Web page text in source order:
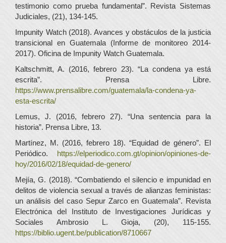
testimonio como prueba fundamental”. Revista Sistemas
Judiciales, (21), 134-145.
Impunity Watch (2018). Avances y obstáculos de la justicia
transicional en Guatemala (Informe de monitoreo 2014-
2017). Oficina de Impunity Watch Guatemala.
Kaltschmitt, A. (2016, febrero 23). “La condena ya está
escrita”. Prensa Libre.
https://www.prensalibre.com/guatemala/la-condena-ya-
esta-escrita/
Lemus, J. (2016, febrero 27). “Una sentencia para la
historia”. Prensa Libre, 13.
Martínez, M. (2016, febrero 18). “Equidad de género”. El
Periódico. https://elperiodico.com.gt/opinion/opiniones-de-
hoy/2016/02/18/equidad-de-genero/
Mejía, G. (2018). “Combatiendo el silencio e impunidad en
delitos de violencia sexual a través de alianzas feministas:
un análisis del caso Sepur Zarco en Guatemala”. Revista
Electrónica del Instituto de Investigaciones Jurídicas y
Sociales Ambrosio L. Gioja, (20), 115-155.
https://biblio.ugent.be/publication/8710667